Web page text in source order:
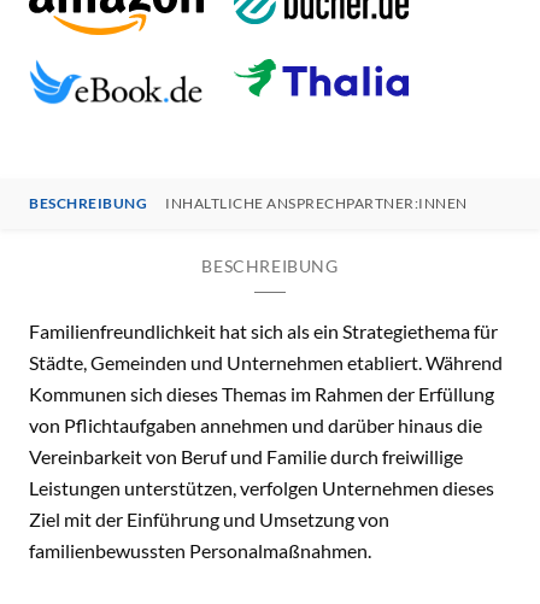
BESCHREIBUNG INHALTLICHE ANSPRECHPARTNER:INNEN
BESCHREIBUNG
Familienfreundlichkeit hat sich als ein Strategiethema für
Städte, Gemeinden und Unternehmen etabliert. Während
Kommunen sich dieses Themas im Rahmen der Erfüllung
von Pflichtaufgaben annehmen und darüber hinaus die
Vereinbarkeit von Beruf und Familie durch freiwillige
Leistungen unterstützen, verfolgen Unternehmen dieses
Ziel mit der Einführung und Umsetzung von
familienbewussten Personalmaßnahmen.